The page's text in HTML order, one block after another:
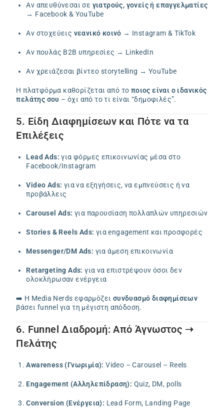
Αν απευθύνεσαι σε γιατρούς, γονείς ή επαγγελματίες
→ Facebook & YouTube
Αν στοχεύεις νεανικό κοινό → Instagram & TikTok
Αν πουλάς B2B υπηρεσίες → LinkedIn
Αν χρειάζεσαι βίντεο storytelling → YouTube
Η πλατφόρμα καθορίζεται από το ποιος είναι ο ιδανικός
πελάτης σου – όχι από το τι είναι “δημοφιλές”.
5. Είδη Διαφημίσεων και Πότε να τα
Επιλέξεις
Lead Ads: για φόρμες επικοινωνίας μέσα στο
Facebook/Instagram
Video Ads: για να εξηγήσεις, να εμπνεύσεις ή να
προβάλλεις
Carousel Ads: για παρουσίαση πολλαπλών υπηρεσιών
Stories & Reels Ads: για engagement και προσφορές
Messenger/DM Ads: για άμεση επικοινωνία
Retargeting Ads: για να επιστρέψουν όσοι δεν
ολοκλήρωσαν ενέργεια
➡️ Η Media Nerds εφαρμόζει συνδυασμό διαφημίσεων
βάσει funnel για τη μέγιστη απόδοση.
6. Funnel Διαδρομή: Από Άγνωστος ➝
Πελάτης
Awareness (Γνωριμία): Video – Carousel – Reels
Engagement (Αλληλεπίδραση): Quiz, DM, polls
Conversion (Ενέργεια): Lead Form, Landing Page